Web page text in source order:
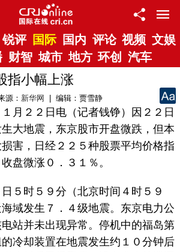
锐评 国际 国内 评论 视频 文娱
财智 城市 地方 环创 汽车
指小幅上涨
源： 新华网 | 编辑：贾雪静
２２日电（记者钱铮）因２２日
大地震，东京股市开盘微跌，但本
害，日经２２５种股票平均价格指
盘微涨０．３１％。
时５９分（北京时间４时５９
域发生７．４级地震。东京电力公
站并未出现异常。停机中的福岛第
冷却装置在地震发生约１０分钟后